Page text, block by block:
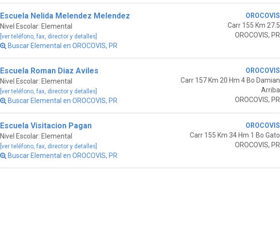
Escuela Nelida Melendez Melendez
Nivel Escolar: Elemental
[ver teléfono, fax, director y detalles]
Buscar Elemental en OROCOVIS, PR
OROCOVIS
Carr 155 Km 27.5
OROCOVIS, PR
Escuela Roman Diaz Aviles
Nivel Escolar: Elemental
[ver teléfono, fax, director y detalles]
Buscar Elemental en OROCOVIS, PR
OROCOVIS
Carr 157 Km 20 Hm 4 Bo Damian
Arriba
OROCOVIS, PR
Escuela Visitacion Pagan
Nivel Escolar: Elemental
[ver teléfono, fax, director y detalles]
Buscar Elemental en OROCOVIS, PR
OROCOVIS
Carr 155 Km 34 Hm 1 Bo Gato
OROCOVIS, PR